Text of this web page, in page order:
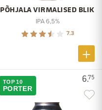
PÕHJALA VIRMALISED BLIK
IPA 6,5%
7.3
6.75
TOP 10
PORTER